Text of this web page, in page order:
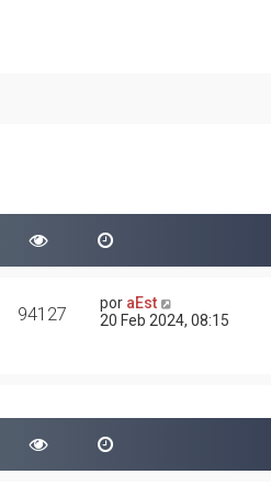
94127 por aEst
20 Feb 2024, 08:15